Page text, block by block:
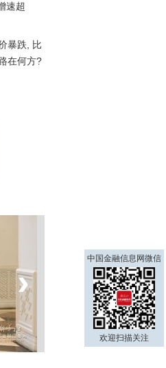
速超
暴跌, 比
在何方?
›
中国金融信息网微信
欢迎扫描关注